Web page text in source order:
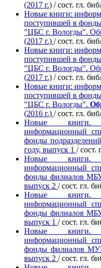
(2017 г.) / сост. гл.
Новые книги:
поступившей в
"ЦБС г. Вологды".
(2017 г.) / сост. гл.
Новые книги:
поступившей в
"ЦБС г. Вологды".
(2017 г.) / сост. гл.
Новые книги:
поступившей в
"ЦБС г. Вологды".
(2016 г.) / сост. гл.
Новые книги.
информационный
фонды
году, выпуск 1 / сост.
Новые книги.
информационный
фонды филиалов
выпуск 2 / сост. гл.
Новые книги.
информационный
фонды филиалов
выпуск 1 / сост. гл.
Новые книги.
информационный
фонды филиалов
выпуск 2 / сост. гл.